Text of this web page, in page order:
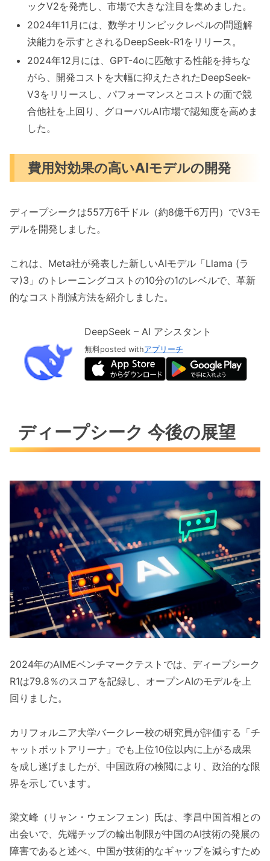
ックV2を発売し、市場で大きな注目を集めました。
2024年11月には、数学オリンピックレベルの問題解
決能力を示すとされるDeepSeek-R1をリリース。
2024年12月には、GPT-4oに匹敵する性能を持ちな
がら、開発コストを大幅に抑えたされたDeepSeek-
V3をリリースし、パフォーマンスとコストの面で競
合他社を上回り、グローバルAI市場で認知度を高めま
した。
費用対効果の高いAIモデルの開発
ディープシークは557万6千ドル（約8億千6万円）でV3モ
デルを開発しました。
これは、Meta社が発表した新しいAIモデル「Llama (ラ
マ)3」のトレーニングコストの10分の1のレベルで、革新
的なコスト削減方法を紹介しました。
DeepSeek – AI アシスタント
無料posted withアプリーチ
ディープシーク 今後の展望
2024年のAIMEベンチマークテストでは、ディープシーク
R1は79.8％のスコアを記録し、オープンAIのモデルを上
回りました。
カリフォルニア大学バークレー校の研究員が評価する「チ
ャットボットアリーナ」でも上位10位以内に上がる成果
を成し遂げましたが、中国政府の検閲により、政治的な限
界を示しています。
梁文峰（リャン・ウェンフェン）氏は、李昌中国首相との
出会いで、先端チップの輸出制限が中国のAI技術の発展の
障害であると述べ、中国が技術的なギャップを減らすため